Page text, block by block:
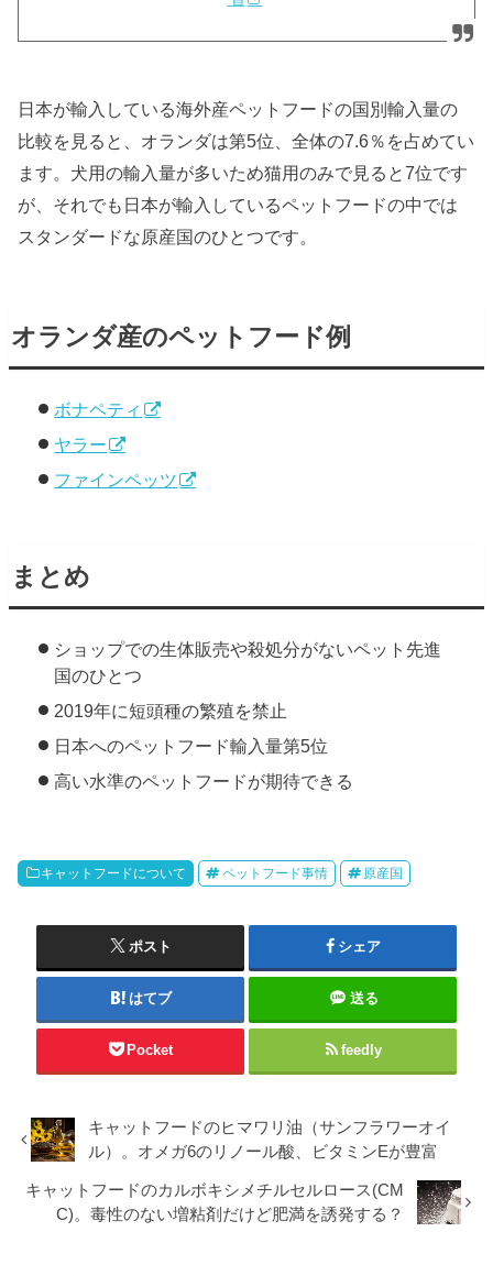
日本が輸入している海外産ペットフードの国別輸入量の
比較を見ると、オランダは第5位、全体の7.6％を占めてい
ます。犬用の輸入量が多いため猫用のみで見ると7位です
が、それでも日本が輸入しているペットフードの中では
スタンダードな原産国のひとつです。
オランダ産のペットフード例
ボナペティ
ヤラー
ファインペッツ
まとめ
ショップでの生体販売や殺処分がないペット先進
国のひとつ
2019年に短頭種の繁殖を禁止
日本へのペットフード輸入量第5位
高い水準のペットフードが期待できる
キャットフードについて ペットフード事情 原産国
ポスト シェア
はてブ 送る
Pocket feedly
キャットフードのヒマワリ油（サンフラワーオイ
ル）。オメガ6のリノール酸、ビタミンEが豊富
キャットフードのカルボキシメチルセルロース(CM
C)。毒性のない増粘剤だけど肥満を誘発する？